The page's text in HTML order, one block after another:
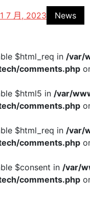
7 月, 2023 News
$html_req in /var/
comments.php
$html5 in /var/
comments.php
$html_req in /var/
comments.php
$consent in /var/
comments.php